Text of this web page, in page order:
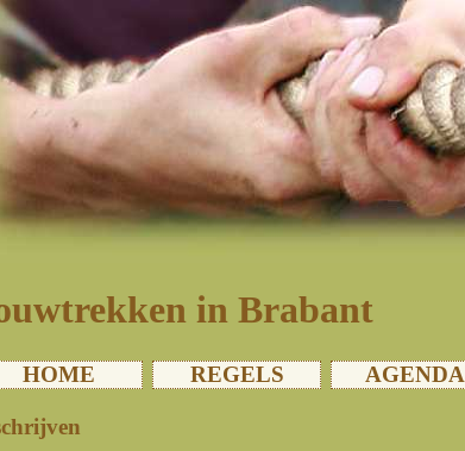
in Brabant
HOME REGELS AGENDA